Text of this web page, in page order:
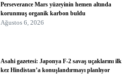
Perseverance Mars yüzeyinin hemen altında
korunmuş organik karbon buldu
Ağustos 6, 2026
Asahi gazetesi: Japonya F-2 savaş uçaklarını ilk
kez Hindistan’a konuşlandırmayı planlıyor